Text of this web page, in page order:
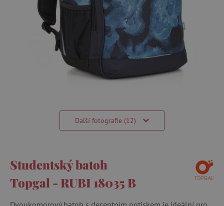
Další fotografie (12)
Studentský batoh
Topgal - RUBI 18035 B